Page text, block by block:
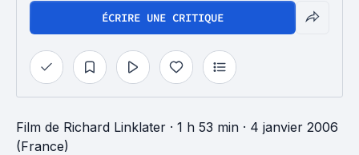
ÉCRIRE UNE CRITIQUE
Film de Richard Linklater · 1 h 53 min · 4 janvier 2006
(France)